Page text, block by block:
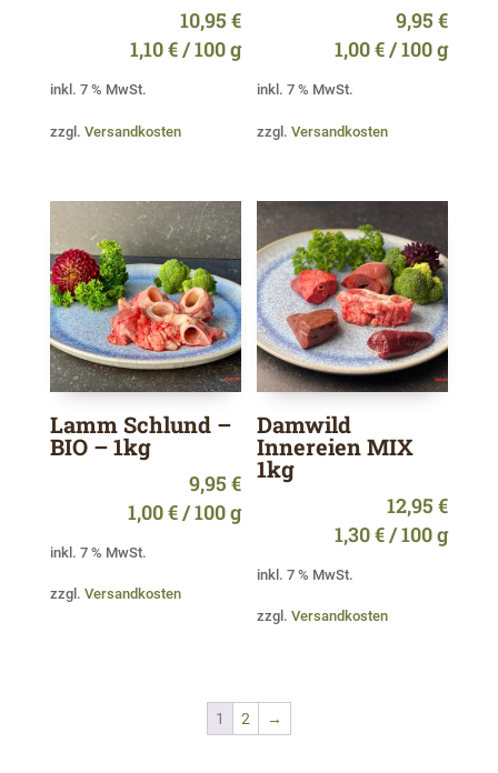
10,95 €
1,10€/100g
inkl. 7 % MwSt.
zzgl. Versandkosten
9,95€
1,00€/100g
inkl. 7 % MwSt.
zzgl.Versandkosten
Lamm Schlund –
BIO – 1kg
9,95 €
1,00€/100g
inkl. 7 % MwSt.
zzgl. Versandkosten
Damwild
Innereien MIX
1kg
12,95€
1,30€/100g
inkl. 7 % MwSt.
zzgl.Versandkosten
1 2 →